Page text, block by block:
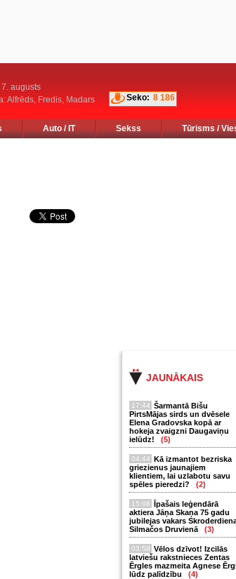
augusts
Alfrēds, Fredis, Madars
Seko: 8 186
Auto / IT Sekss Tūrisms /
JAUNĀKAIS
17:44 Šarmantā Bišu
PirtsMājas sirds un dvēsele
Elena Gradovska kopā ar
hokeja zvaigzni Daugaviņu
ielūdz!
(5)
04:44 Kā izmantot bezriska
griezienus jaunajiem
klientiem, lai uzlabotu savu
spēles pieredzi?
(2)
15:08 Īpašais leģendārā
aktiera Jāņa Skaņa 75 gadu
jubilejas vakars
Silmačos Druvienā
(3)
03:58 Vēlos dzīvot! Izcilās
latviešu rakstnieces Zentas
Ērgles mazmeita Agnese
lūdz palīdzību
(4)